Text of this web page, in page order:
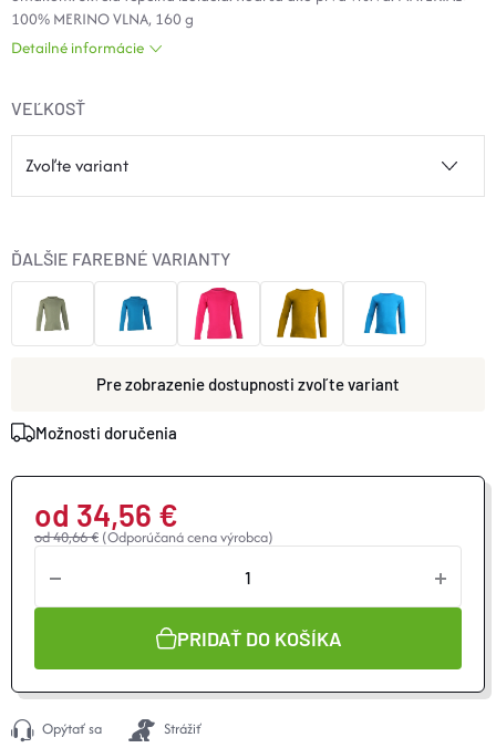
Značky
Podmienky ochrany osobných údajov
Kontakty
Veľkostné tabuľky
Výmena a vrátenie
Reklamácie
Zľavové kódy
100% MERINO VLNA, 160 g
Detailné informácie
VEĽKOSŤ
zvoľte variant
ĎALŠIE FAREBNÉ VARIANTY
Možnosti doručenia
od 40,66 € (Odporúčaná cena výrobca)
od 34,56 €
Jednotková
PRIDAŤ DO KOŠÍKA
Opýtať sa Strážiť